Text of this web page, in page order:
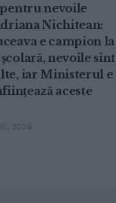
nevoile
Nichitean:
e campion la
nevoile sînt
iar Ministerul e
aceste
2026